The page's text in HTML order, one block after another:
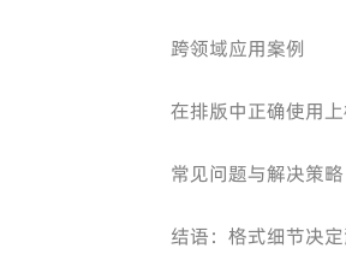
跨领域应用案例
在排版中正确使用
常见问题与解决策略
结语：格式细节决